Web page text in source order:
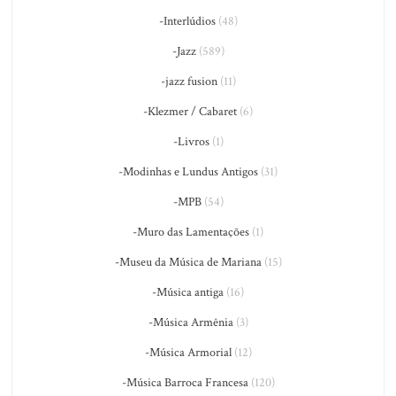
-Interlúdios(48)
-Jazz(589)
-jazz fusion(11)
-Klezmer / Cabaret (6)
-Livros(1)
-Modinhas e Lundus Antigos (31)
-MPB(54)
-Muro das Lamentações (1)
-Museu da Música de Mariana(15)
-Música antiga (16)
-Música Armênia(3)
-Música Armorial(12)
-Música Barroca Francesa(120)